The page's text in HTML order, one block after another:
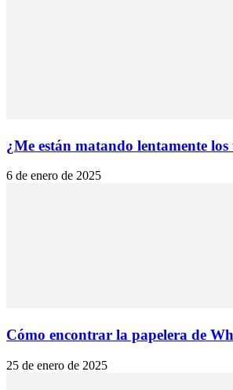
¿Me están matando lentamente
6 de enero de 2025
Cómo encontrar la papelera de
25 de enero de 2025